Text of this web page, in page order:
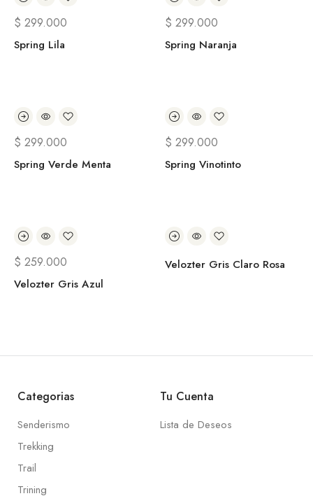
$ 299.000
Spring Lila
$ 299.000
Spring Naranja
$ 299.000
Spring Verde Menta
$ 299.000
Spring Vinotinto
$ 259.000
Velozter Gris Azul
Velozter Gris Claro Rosa
Categorias
Senderismo
Trekking
Trail
Trining
Tu Cuenta
Lista de Deseos